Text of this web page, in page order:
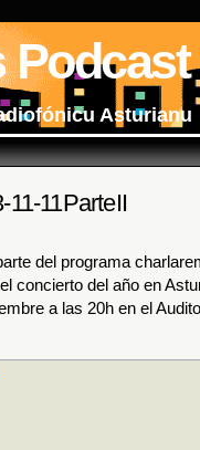
Podcast
Asturianu
11ParteII
del programa
concierto del año en
a las 20h en el